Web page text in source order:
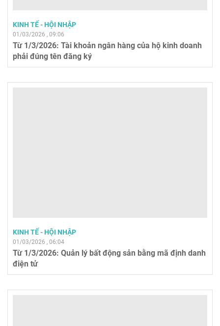
KINH TẾ - HỘI NHẬP
01/03/2026 , 09:06
Từ 1/3/2026: Tài khoản ngân hàng của hộ kinh doanh
phải đúng tên đăng ký
KINH TẾ - HỘI NHẬP
01/03/2026 , 06:04
Từ 1/3/2026: Quản lý bất động sản bằng mã định danh
điện tử